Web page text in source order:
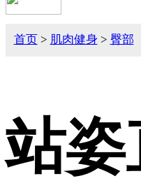
首页 > 肌肉健身 > 臀部
站姿